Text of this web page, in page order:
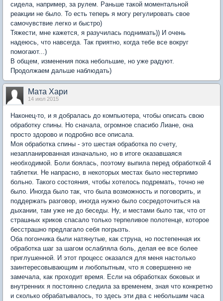
сидела, например, за рулем. Раньше такой моментальной
реакции не было. То есть теперь я могу регулировать свое
самочувствие легко и быстро)
Тяжести, мне кажется, я разучилась поднимать)) И очень
надеюсь, что навсегда. Так приятно, когда тебе все вокруг
помогают...)
В общем, изменения пока небольшие, но уже радуют.
Продолжаем дальше наблюдать)
Мата Хари
14 июл 2015
Наконец-то, и я добралась до компьютера, чтобы описать свою
обработку спины. Но сначала, огромное спасибо Лиане, она
просто здорово и подробно все описала.
Моя обработка спины - это шестая обработка по счету,
незапланированная изначально, но в итоге оказавшаяся
необходимой. Боли боялась, поэтому выпила перед обработкой 4
таблетки. Не напрасно, в некоторых местах было нестерпимо
больно. Такого состояния, чтобы хотелось подремать, точно не
было. Иногда было так, что была возможность и поговорить, и
поддержать разговор, иногда нужно было сосредоточиться на
дыхании, там уже не до беседы. Ну, и местами было так, что от
страшных криков спасало только терпеливое полотенце, которое
бесстрашно предлагало себя погрызть.
Оба погончика были натянутые, как струна, но постепенная их
обработка шаг за шагом ослабляла боль, делая ее все более
приглушенной. И этот процесс оказался для меня настолько
заинтересовывающим и любопытным, что я совершенно не
замечала, как проходит время. Если на обработках боковых и
внутренних я постоянно следила за временем, зная что конкретно
и сколько обрабатывалось, то здесь эти два с небольшим часа